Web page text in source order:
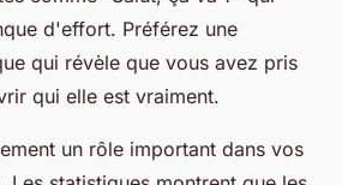
d'effort. Préférez une
qui révèle que vous avez pris
qui elle est vraiment.
un rôle important dans vos